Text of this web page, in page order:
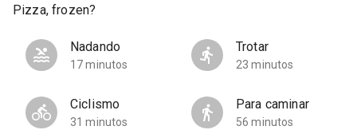
Pizza, frozen?
Nadando
17 minutos
Trotar
23 minutos
Ciclismo
31 minutos
Para caminar
56 minutos